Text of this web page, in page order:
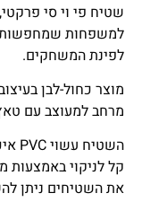
שטיח פי וי סי
למשפחות שמחפשות
לפינת המשחקים.
מוצר כחול-לבן
מרחב למעוצב עם
השטיח עשוי PVC איכותי, עמיד במיוחד, מבודד חום וקור.
קל לניקוי באמצעות
את השטיחים ניתן